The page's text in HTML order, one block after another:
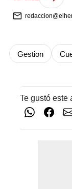
Gestion
Te gustó este